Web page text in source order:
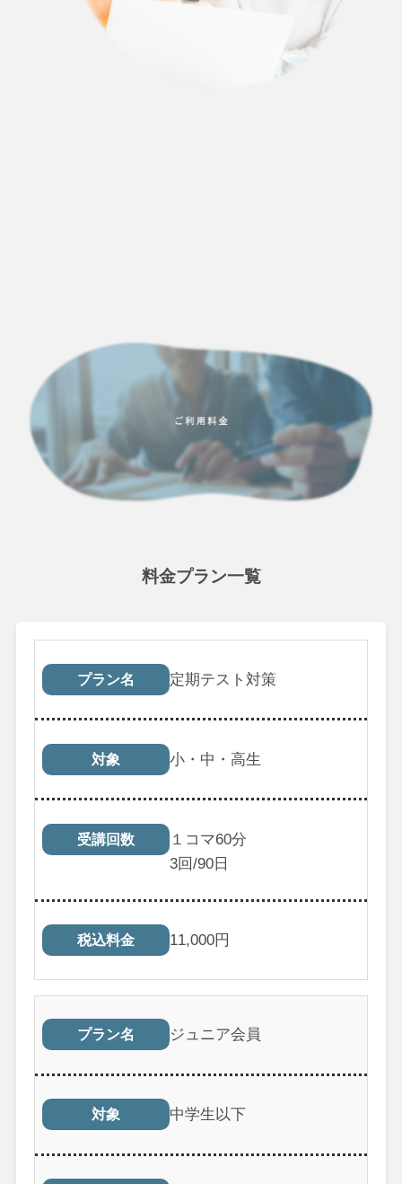
料金プラン一覧
プラン名 対象 受講回数
プラン名 定期テスト対策
対象 小・中・高生
受講回数
１コマ60分
3回/90日
税込料金 11,000円
プラン名 ジュニア会員
対象 中学生以下